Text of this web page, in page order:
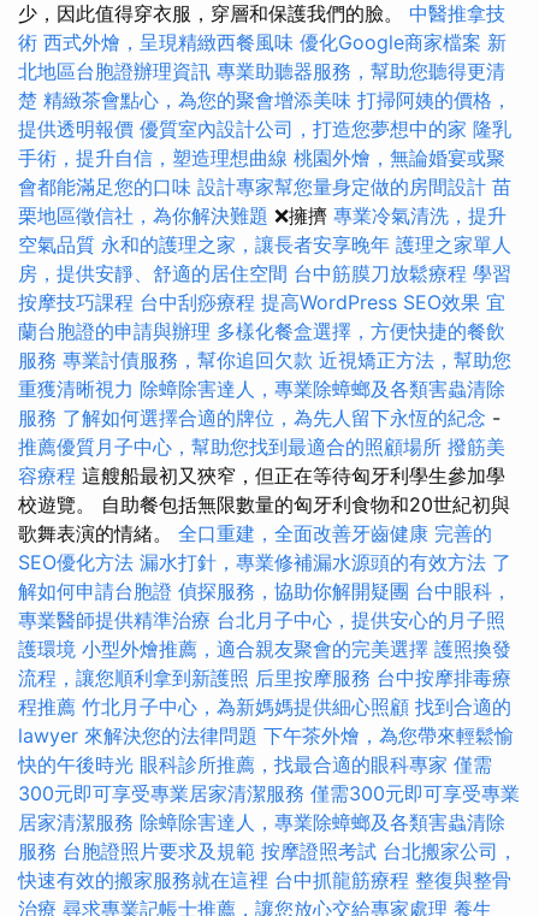
少，因此值得穿衣服，穿層和保護我們的臉。 中醫推拿技
術 西式外燴，呈現精緻西餐風味 優化Google商家檔案 新
北地區台胞證辦理資訊 專業助聽器服務，幫助您聽得更清
楚 精緻茶會點心，為您的聚會增添美味 打掃阿姨的價格，
提供透明報價 優質室內設計公司，打造您夢想中的家 隆乳
手術，提升自信，塑造理想曲線 桃園外燴，無論婚宴或聚
會都能滿足您的口味 設計專家幫您量身定做的房間設計 苗
栗地區徵信社，為你解決難題 ❌擁擠 專業冷氣清洗，提升
空氣品質 永和的護理之家，讓長者安享晚年 護理之家單人
房，提供安靜、舒適的居住空間 台中筋膜刀放鬆療程 學習
按摩技巧課程 台中刮痧療程 提高WordPress SEO效果 宜
蘭台胞證的申請與辦理 多樣化餐盒選擇，方便快捷的餐飲
服務 專業討債服務，幫你追回欠款 近視矯正方法，幫助您
重獲清晰視力 除蟑除害達人，專業除蟑螂及各類害蟲清除
服務 了解如何選擇合適的牌位，為先人留下永恆的紀念 -
推薦優質月子中心，幫助您找到最適合的照顧場所 撥筋美
容療程 這艘船最初又狹窄，但正在等待匈牙利學生參加學
校遊覽。 自助餐包括無限數量的匈牙利食物和20世紀初與
歌舞表演的情緒。 全口重建，全面改善牙齒健康 完善的
SEO優化方法 漏水打針，專業修補漏水源頭的有效方法 了
解如何申請台胞證 偵探服務，協助你解開疑團 台中眼科，
專業醫師提供精準治療 台北月子中心，提供安心的月子照
護環境 小型外燴推薦，適合親友聚會的完美選擇 護照換發
流程，讓您順利拿到新護照 后里按摩服務 台中按摩排毒療
程推薦 竹北月子中心，為新媽媽提供細心照顧 找到合適的
lawyer 來解決您的法律問題 下午茶外燴，為您帶來輕鬆愉
快的午後時光 眼科診所推薦，找最合適的眼科專家 僅需
300元即可享受專業居家清潔服務 僅需300元即可享受專業
居家清潔服務 除蟑除害達人，專業除蟑螂及各類害蟲清除
服務 台胞證照片要求及規範 按摩證照考試 台北搬家公司，
快速有效的搬家服務就在這裡 台中抓龍筋療程 整復與整骨
治療 尋求專業記帳士推薦，讓您放心交給專家處理 養生